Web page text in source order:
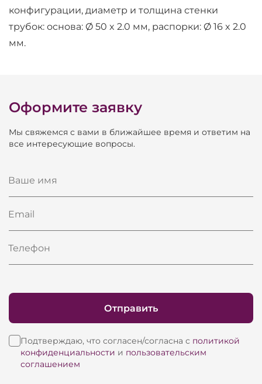
конфигурации, диаметр и толщина стенки
трубок: основа: Ø 50 x 2.0 мм, распорки: Ø 16 x 2.0
мм.
Оформите заявку
Мы свяжемся с вами в ближайшее время и ответим на
все интересующие вопросы.
Ваше имя
Email
Телефон
Подтверждаю, что согласен/согласна с политикой
конфиденциальности и пользовательским
соглашением
Отправить